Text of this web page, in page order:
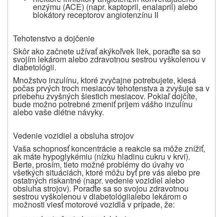
enzýmu (ACE) (napr. kaptopril, enalapril) alebo
blokátory receptorov angiotenzínu II
Tehotenstvo a dojčenie
Skôr ako začnete užívať akýkoľvek liek, poraďte sa so
svojím lekárom alebozdravotnou sestrou vyškolenou v
diabetológii.
Množstvo inzulínu, ktoré zvyčajne potrebujete, klesá
počas prvých troch mesiacov tehotenstva a zvyšuje sa v
priebehu zvyšných šiestich mesiacov. Pokiaľ dojčíte,
bude možno potrebné zmeniť príjem vášho inzulínu
alebo vaše diétne návyky.
Vedenie vozidiel a obsluha strojov
Vaša schopnosť koncentrácie a reakcie sa môže znížiť,
ak máte hypoglykémiu (nízku hladinu cukru v krvi).
Berte, prosím, tieto možné problémy do úvahy vo
všetkých situáciách, ktoré môžu byť pre vás alebo pre
ostatných riskantné (napr. vedenie vozidiel alebo
obsluha strojov). Poraďte sa so svojou zdravotnou
sestrou vyškolenou v diabetológiialebo lekárom o
možnosti viesť motorové vozidlá v prípade, že: